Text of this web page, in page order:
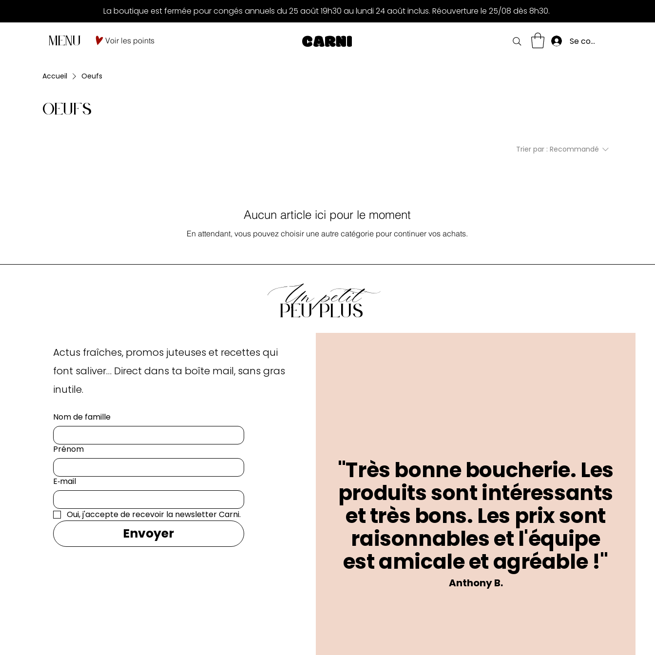
La boutique est fermée pour congés annuels du 25 août 19h30 au lundi 24 août inclus. Réouverture le 25/08 dès 8h30.
MENU Voir les points CARNI Se connecter
Accueil Oeufs
Oeufs
Trier par : Recommandé
Aucun article ici pour le moment
En attendant, vous pouvez choisir une autre catégorie pour continuer vos achats.
Un petit
peu plus
Actus fraîches, promos juteuses et recettes qui
font saliver… Direct dans ta boîte mail, sans gras
inutile.
Nom de famille
Prénom
E‑mail
Oui, j'accepte de recevoir la newsletter Carni.
Envoyer
"Très bonne boucherie. Les
produits sont intéressants
et très bons. Les prix sont
raisonnables et l'équipe
est amicale et agréable !"
Anthony B.